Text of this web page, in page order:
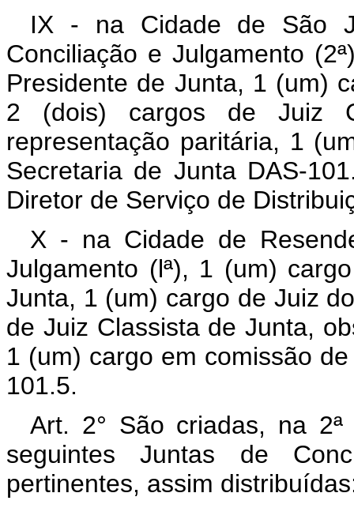
IX - na Cidade de São
Conciliação e Julgamento
Presidente de Junta, 1 (um)
2 (dois) cargos de Juiz
representação paritária, 1
Secretaria de Junta DAS-
Diretor de Serviço de
X - na Cidade de
Julgamento (lª), 1 (um)
Junta, 1 (um) cargo de Juiz
de Juiz Classista de Junta,
1 (um) cargo em comissão
101.5.
Art. 2° São criadas, na
seguintes Juntas de
pertinentes, assim